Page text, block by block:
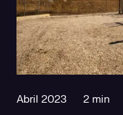
Abril 2023 2 min